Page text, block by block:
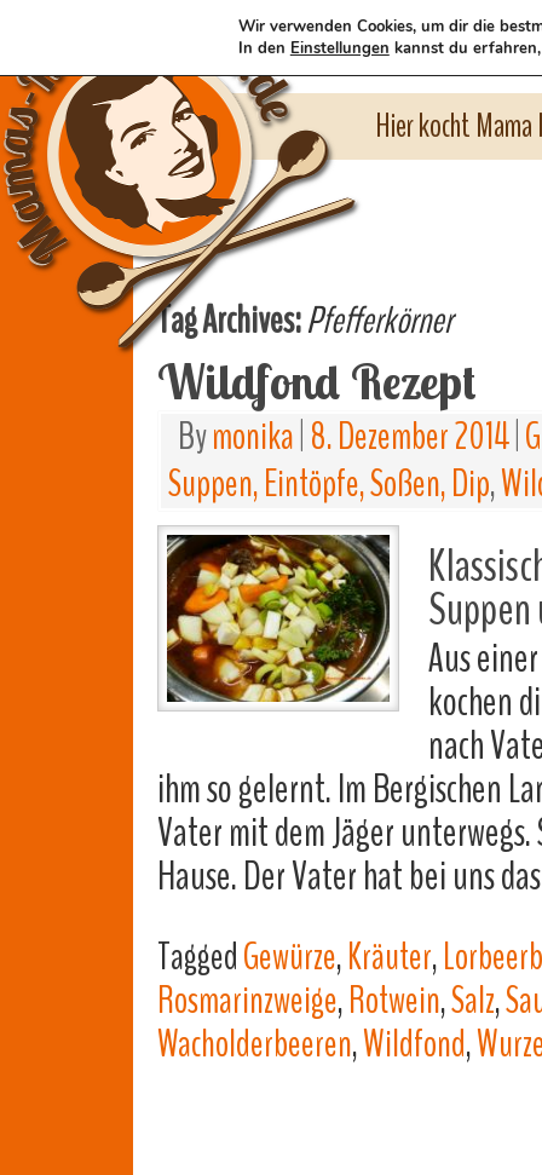
Hier kocht
Tag Archives:Pfefferkörner
Wildfond Rezept
Bymonika 8. Dezember 2014
Suppen, Eintöpfe, Soßen, Dip,
Aus
kochen
nach
ihm so gelernt. Im Bergischen
Vater mit dem Jäger
Hause. Der Vater hat bei uns
TaggedGewürze,Kräuter,
Rosmarinzweige,Rotwein,Salz,
Wacholderbeeren,Wildfond,
Wir verwenden Cookies, um dir die
In den Einstellungen kannst du